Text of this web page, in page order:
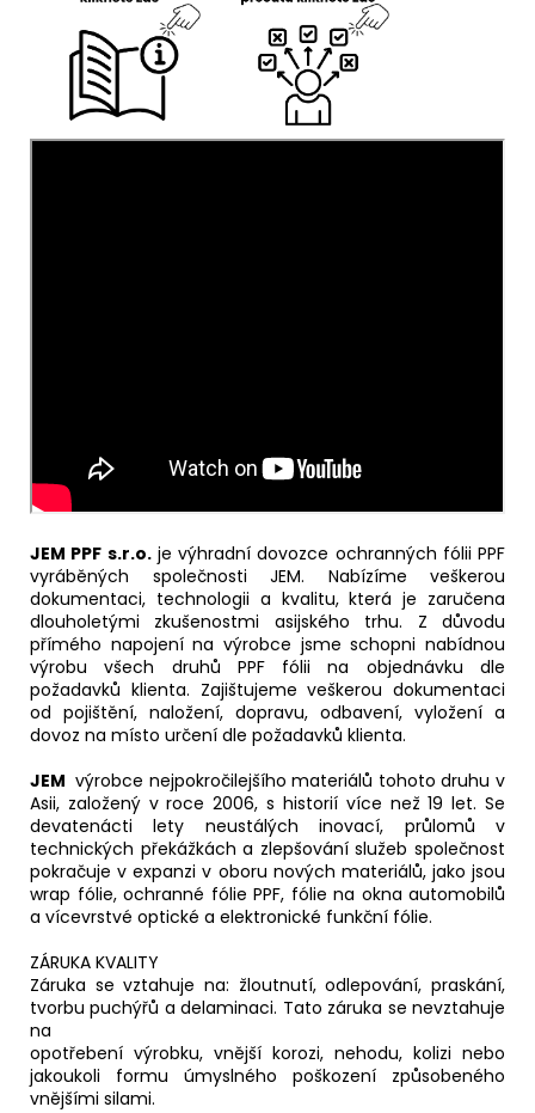
JEM PPF s.r.o.je výhradní dovozce ochranných fólii PPF
vyráběných společnosti JEM. Nabízíme veškerou
dokumentaci, technologii a kvalitu, která je zaručena
dlouholetými zkušenostmi asijského trhu. Z důvodu
přímého napojení na výrobce jsme schopni nabídnou
výrobu všech druhů PPF fólii na objednávku dle
požadavků klienta. Zajištujeme veškerou dokumentaci
od pojištění, naložení, dopravu, odbavení, vyložení a
dovoz na místo určení dle požadavků klienta.
JEM výrobce nejpokročilejšího materiálů tohoto druhu v
Asii, založený v roce 2006, s historií více než 19 let. Se
devatenácti lety neustálých inovací, průlomů v
technických překážkách a zlepšování služeb společnost
pokračuje v expanzi v oboru nových materiálů, jako jsou
wrap fólie, ochranné fólie PPF, fólie na okna automobilů
a vícevrstvé optické a elektronické funkční fólie.
ZÁRUKA KVALITY
Záruka se vztahuje na: žloutnutí, odlepování, praskání,
tvorbu puchýřů a delaminaci. Tato záruka se nevztahuje
na
opotřebení výrobku, vnější korozi, nehodu, kolizi nebo
jakoukoli formu úmyslného poškození způsobeného
vnějšími silami.